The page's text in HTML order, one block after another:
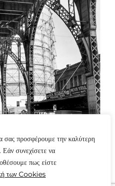
προσφέρουμε την καλύτερη
Εάν συνεχίσετε να
πως είστε
των Cookies